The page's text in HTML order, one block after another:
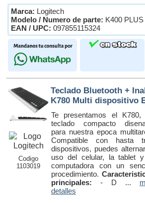
Marca: Logitech
Modelo / Numero de parte: K400
EAN / UPC: 097855115324
Codigo
1103019
Teclado Bluetooth +
K780 Multi dispositivo
Te presentamos el K780,
teclado compacto
para nuestra epoca
Compatible con hasta
dispositivos, puedes
uso del celular, la tablet
computadora con un
procedimiento.
principales: - D ...
detalles